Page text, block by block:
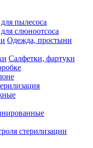
пылесоса
слюноотсоса
Одежда, простыни
Салфетки, фартуки
стерилизации